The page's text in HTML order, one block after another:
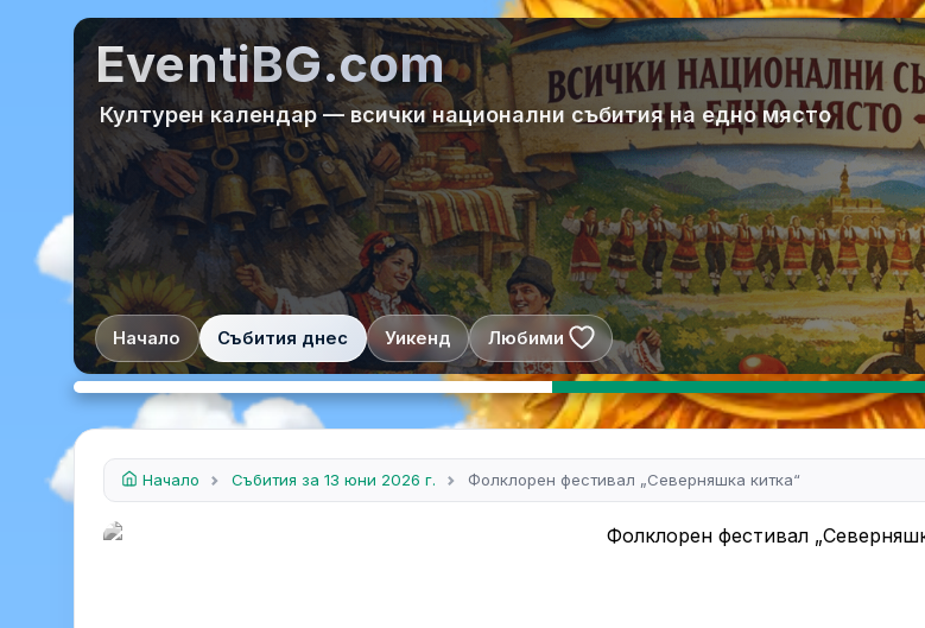
EventiBG.com
Културен календар — всички национални събития на едно място
Начало Събития днес Уикенд Любими
Начало Събития за 13 юни 2026 г. Фолклорен фестивал „Северняшка китка“